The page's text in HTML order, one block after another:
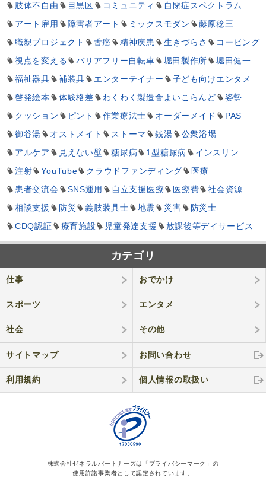
肢体不自由
目黒区 コミュニティ
自閉症スペクトラム
アート雇用
障害者アート ミックスモダン
藤原稔三
職親プロジェクト
舌癌 精神疾患 生きづらさ
コーピング
視点を変える
バリアフリー自転車 堀田製作所
堀田健一
福祉器具
補装具 エンターテイナー
子ども向けエンタメ
啓発絵本
体験格差 わくわく製造舎よいこらんど
姿勢
クッション
ピント 作業療法士 オーダーメイド
PAS
御谷湯
オストメイト ストーマ 銭湯
公衆浴場
アルケア
見えない壁 糖尿病 1型糖尿病
インスリン
注射
YouTube クラウドファンディング
医療
患者交流会
SNS運用 自立支援医療 医療費
社会資源
相談支援
防災 義肢装具士 地震 災害
防災士
CDQ認証
療育施設 児童発達支援 放課後等デイサービス
カテゴリ
仕事 おでかけ
スポーツ エンタメ
社会 その他
サイトマップ お問い合わせ
利用規約 個人情報の取扱い
株式会社ゼネラルパートナーズは「プライバシーマーク」の
使用許諾事業者として認定されています。